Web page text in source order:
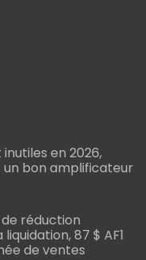
en 2026,
bon amplificateur
réduction
87 $ AF1
de ventes